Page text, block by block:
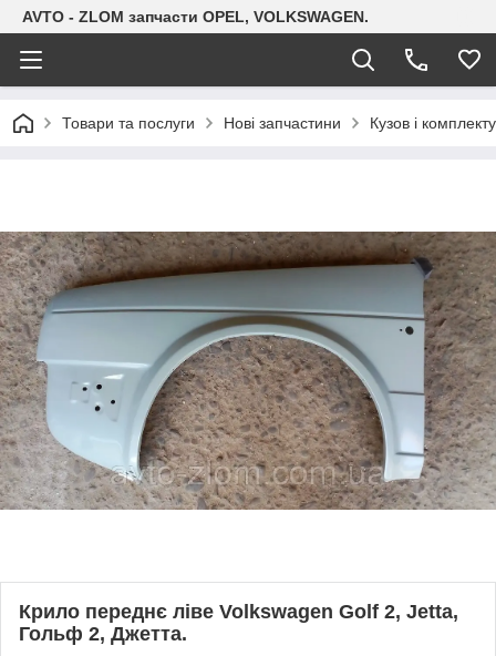
AVTO - ZLOM запчасти OPEL, VOLKSWAGEN.
Товари та послуги Нові запчастини Кузов і
Крило переднє ліве Volkswagen Golf 2, Jetta,
Гольф 2, Джетта.